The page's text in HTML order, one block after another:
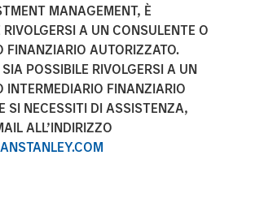
MANAGEMENT, È
A UN CONSULENTE O
FINANZIARIO AUTORIZZATO.
POSSIBILE RIVOLGERSI A UN
INTERMEDIARIO FINANZIARIO
SI NECESSITI DI ASSISTENZA,
ALL’INDIRIZZO
CA — July 29, 2019 12:00 PM EDT
managed by Morgan Stanley Expansion
Capital”) announced the sale of their
Limited (“HighQ”), a leading
HighQ provides secure cloud-based